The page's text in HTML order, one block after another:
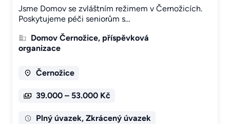
Jsme Domov se zvláštním režimem v Černožicích.
Poskytujeme péči seniorům s…
Domov Černožice, příspěvková
organizace
Černožice
39.000 – 53.000 Kč
Plný úvazek, Zkrácený úvazek